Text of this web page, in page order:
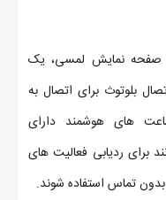
صفحه نمایش لمسی، یک
بلوتوث برای اتصال به
‌های هوشمند دارای
برای ردیابی فعالیت ‌های
تماس استفاده شوند.